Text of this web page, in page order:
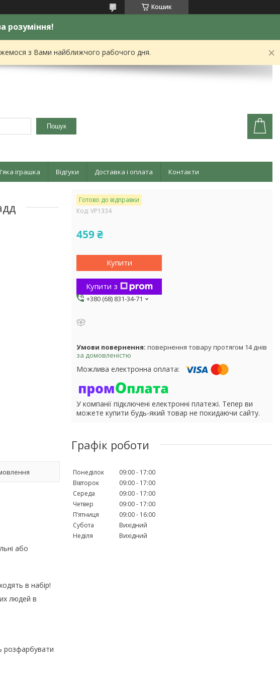
Кошик
розуміння!
з Вами найближчого рабочого дня.
Пошук
іграшка Відгуки Доставка і оплата Контакти
або
в набір!
людей в
розфарбувати
Готово до відправки
Код: VP1334
459 ₴
Купити
Купити з
+380 (68) 831-34-71
повернення товару протягом 14 днів
за домовленістю
У компанії підключені електронні платежі. Тепер ви
можете купити будь-який товар не покидаючи сайту.
Графік роботи
Понеділок 09:00
17:00
Вівторок
09:00
17:00
Середа
09:00
17:00
Четвер
09:00
17:00
Пʼятниця
09:00
16:00
Субота
Вихідний
Неділя
Вихідний